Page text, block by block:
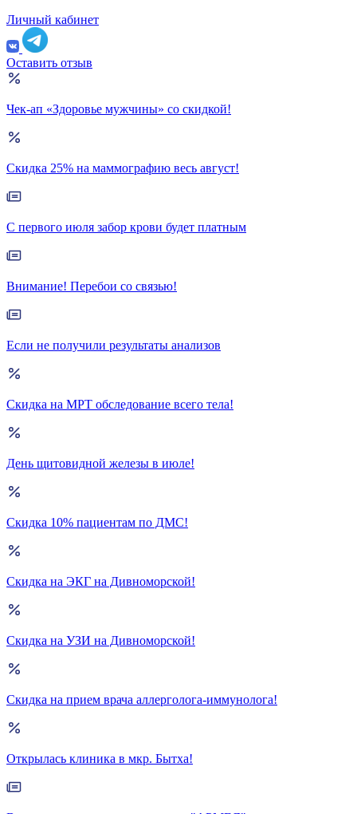
Личный кабинет
Оставить отзыв
Чек-ап «Здоровье мужчины» со скидкой!
Скидка 25% на маммографию весь август!
С первого июля забор крови будет платным
Внимание! Перебои со связью!
Если не получили результаты анализов
Скидка на МРТ обследование всего тела!
День щитовидной железы в июле!
Скидка 10% пациентам по ДМС!
Скидка на ЭКГ на Дивноморской!
Скидка на УЗИ на Дивноморской!
Скидка на прием врача аллерголога-иммунолога!
Открылась клиника в мкр. Бытха!